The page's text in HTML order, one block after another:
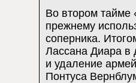
Во втором
прежнему
соперника.
Лассана Диара в
и удаление
Понтуса